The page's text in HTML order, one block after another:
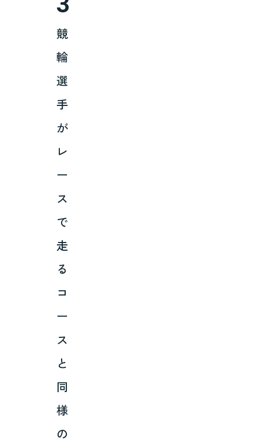
競
輪
選
手
が
レ
ー
ス
で
走
る
コ
ー
ス
と
同
様
の